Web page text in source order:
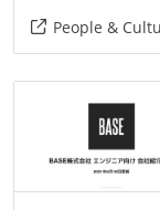
People &